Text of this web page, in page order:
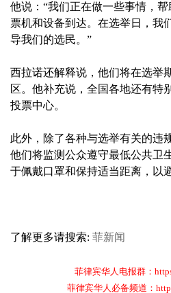
他说：“我们正在做一些事情，
票机和设备到达。在选举日，我
导我们的选民。”
西拉诺还解释说，他们将在选举
区。他补充说，全国各地还有特
投票中心。
此外，除了各种与选举有关的违
他们将监测公众遵守最低公共卫
于佩戴口罩和保持适当距离，以
了解更多请搜索: 菲新闻
菲律宾华人电报群：
菲律宾华人必备频道：